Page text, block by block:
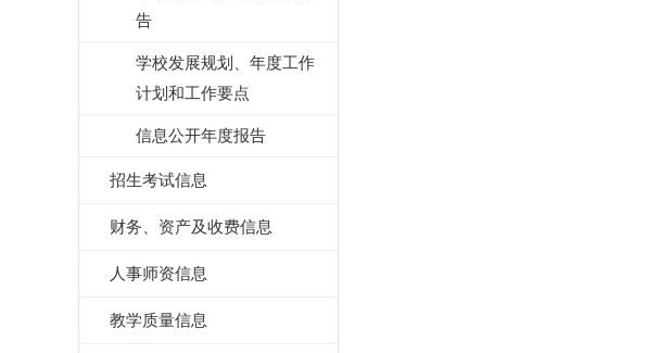
告
学校发展规划、年度工作
计划和工作要点
信息公开年度报告
招生考试信息
财务、资产及收费信息
人事师资信息
教学质量信息